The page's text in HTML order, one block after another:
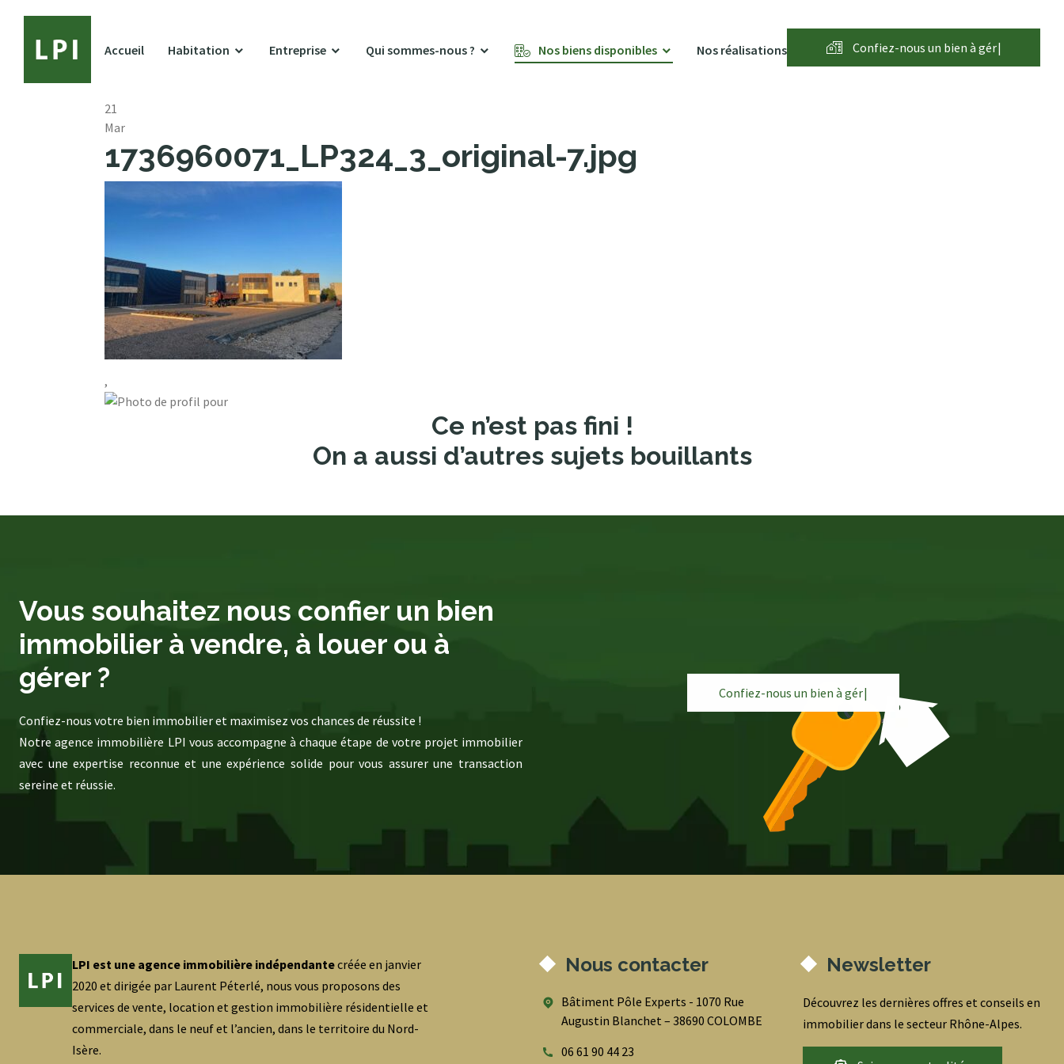
Accueil Habitation Entreprise Qui sommes-nous ? Nos biens disponibles Nos réalisations Confiez-nous un bien àgérer
21
Mar
1736960071_LP324_3_original-7.jpg
,
Ce n’est pas fini !
On a aussi d’autres sujets bouillants
Vous souhaitez nous confier un bien
immobilier à vendre, à louer ou à
gérer ?
Confiez-nous votre bien immobilier et maximisez vos chances de réussite !
Notre agence immobilière LPI vous accompagne à chaque étape de votre projet immobilier
avec une expertise reconnue et une expérience solide pour vous assurer une transaction
sereine et réussie.
Confiez-nous un bien àgérer
LPI est une agence immobilière indépendantecréée en janvier
2020 et dirigée par Laurent Péterlé, nous vous proposons des
services de vente, location et gestion immobilière résidentielle et
commerciale, dans le neuf et l’ancien, dans le territoire du Nord-
Isère.
Nous contacter
Bâtiment Pôle Experts - 1070 Rue
Augustin Blanchet – 38690 COLOMBE
06 61 90 44 23
Newsletter
Découvrez les dernières offres et conseils en
immobilier dans le secteur Rhône-Alpes.